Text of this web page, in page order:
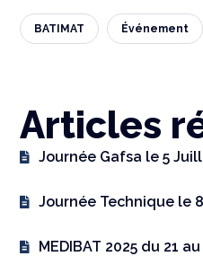
BATIMAT Événement
Articles
Journée Gafsa le 5
Journée Technique le
MEDIBAT 2025 du 21